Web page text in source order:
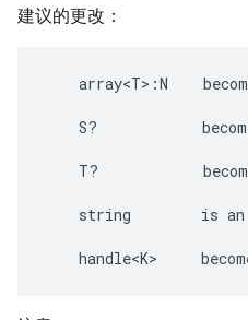
建议的更改：
array<T>:N
S?
T?
string        is